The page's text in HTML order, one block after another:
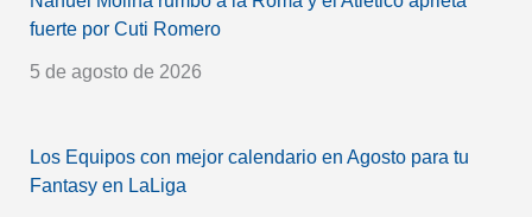
fuerte por Cuti Romero
5 de agosto de 2026
Los Equipos con mejor calendario en Agosto para tu
Fantasy en LaLiga